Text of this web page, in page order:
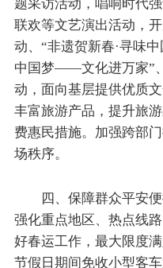
题采访活动，唱响时代
联欢等文艺演出活动，
动、“非遗贺新春·寻味
中国梦——文化进万家”
动，面向基层提供优质
丰富旅游产品，提升旅
费惠民措施。加强跨部
场秩序。
四、保障群众平安便
强化重点地区、热点线
好春运工作，最大限度
节假日期间免收小型客